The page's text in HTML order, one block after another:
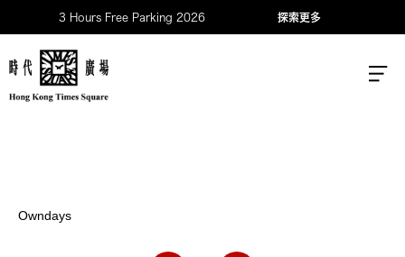
3 Hours Free Parking 2026 探索更多
Owndays